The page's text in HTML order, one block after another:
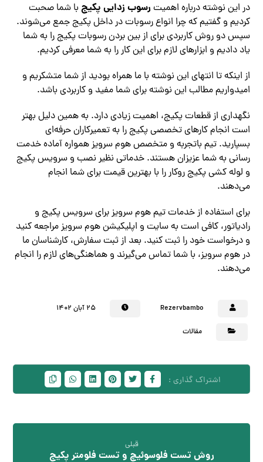
در این نوشته درباره اهمیت رسوب زدایی پکیج با شما صحبت
کردیم و گفتیم که چرا انواع رسوبات در داخل پکیج جمع می‌شوند.
سپس دو روش کاربردی برای از بین بردن رسوبات پکیج را به شما
یاد دادیم و ابزارهای لازم برای این کار را به شما معرفی کردیم.
از اینکه تا انتهای این نوشته با ما همراه بودید از شما متشکریم و
امیدواریم مطالب این نوشته برای شما مفید و کاربردی باشد.
نگهداری از قطعات پکیج، اهمیت زیادی دارد. به همین دلیل بهتر
است انجام کارهای تخصصی پکیج را به تعمیرکاران حرفه‌ای
بسپارید. تیم باتجربه و متخصص هوم سرویز همواره آماده خدمت
رسانی به شما عزیزان هستند. خدماتی نظیر نصب و سرویس پکیج
و لوله کشی پکیج روکار را با بهترین قیمت برای شما انجام
می‌دهند.
برای استفاده از خدمات تیم هوم سرویز برای سرویس پکیج و
رادیاتور، کافی است به سایت و اپلیکیشن هوم سرویز مراجعه کنید
و درخواست خود را ثبت کنید. بعد از ثبت سفارش، کارشناسان ما
در هوم سرویز، با شما تماس می‌گیرند و هماهنگی‌های لازم را انجام
می‌دهند.
Rezervbambo ۲۵ آبان ۱۴۰۲
مقالات
قبلی
روش تست فلوسوئیچ و تست فلومتر پکیج